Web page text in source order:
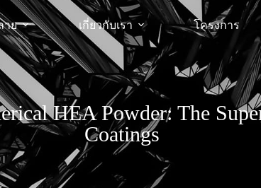
าย เกี่ยวกับเรา โครงการ
HEA Powder: The
Coatings